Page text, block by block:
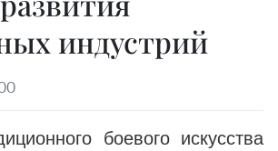
индустрий
боевого искусства